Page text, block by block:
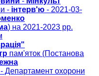
- інтерв'ю - 2021-03-
) на 2021-2023 рр.
пам'яток (Постанова
- Департамент охорони